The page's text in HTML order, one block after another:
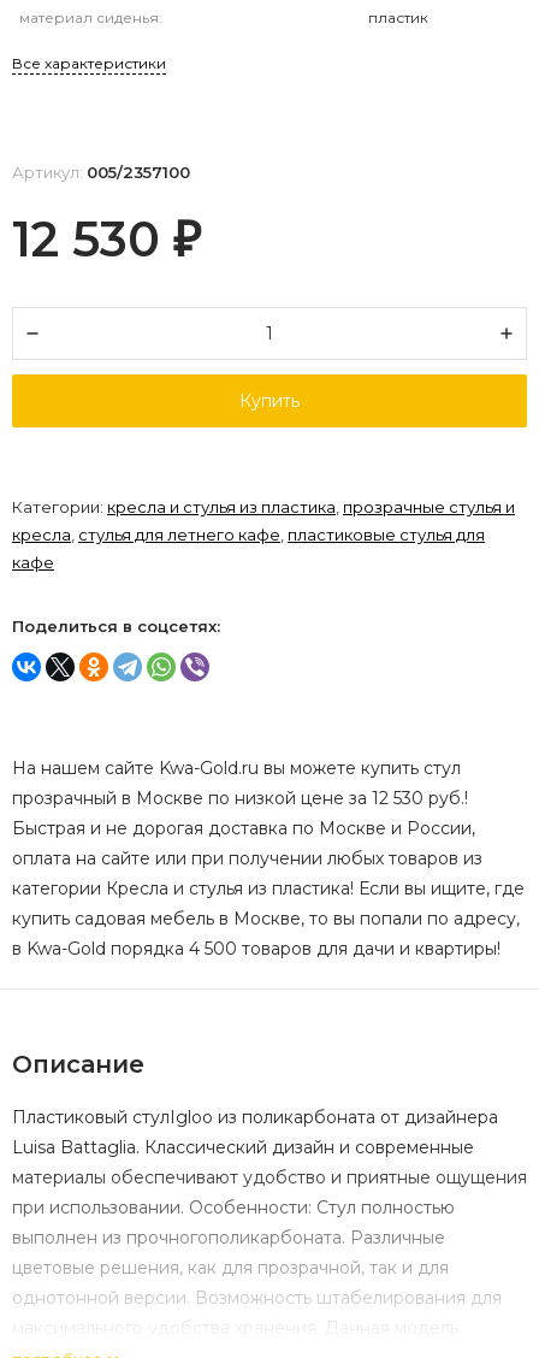
материал сиденья: пластик
Все характеристики
Артикул: 005/2357100
12 530 ₽
Купить
Категории: кресла и стулья из пластика, прозрачные стулья и
кресла, стулья для летнего кафе, пластиковые стулья для
кафе
Поделиться в соцсетях:
На нашем сайте Kwa-Gold.ru вы можете купить стул
прозрачный в Москве по низкой цене за 12 530 руб.!
Быстрая и не дорогая доставка по Москве и России,
оплата на сайте или при получении любых товаров из
категории Кресла и стулья из пластика! Если вы ищите, где
купить садовая мебель в Москве, то вы попали по адресу,
в Kwa-Gold порядка 4 500 товаров для дачи и квартиры!
Описание
Пластиковый стулIgloo из поликарбоната от дизайнера
Luisa Battaglia. Классический дизайн и современные
материалы обеспечивают удобство и приятные ощущения
при использовании. Особенности: Стул полностью
выполнен из прочногополикарбоната. Различные
цветовые решения, как для прозрачной, так и для
однотонной версии. Возможность штабелирования для
максимального удобства хранения. Данная модель